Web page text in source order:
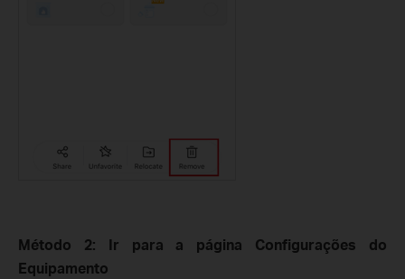
Método 2: Ir para a página Configurações do
Equipamento